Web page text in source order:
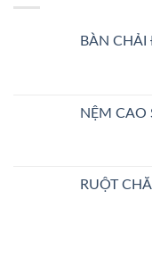
BÀN
NỆM CAO
RUỘT